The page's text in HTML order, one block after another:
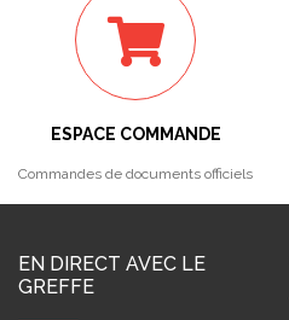
ESPACE COMMANDE
Commandes de documents officiels
EN DIRECT AVEC LE
GREFFE